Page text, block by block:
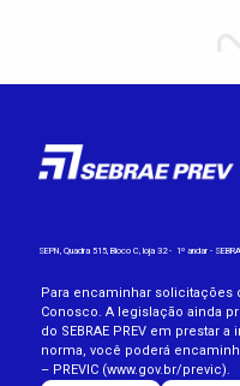
SEPN, Quadra 515, Bloco C, loja 32 - 1º andar -
Para encaminhar solicitações
Conosco. A legislação ainda
do SEBRAE PREV em prestar
norma, você poderá
– PREVIC (www.gov.br/previc).